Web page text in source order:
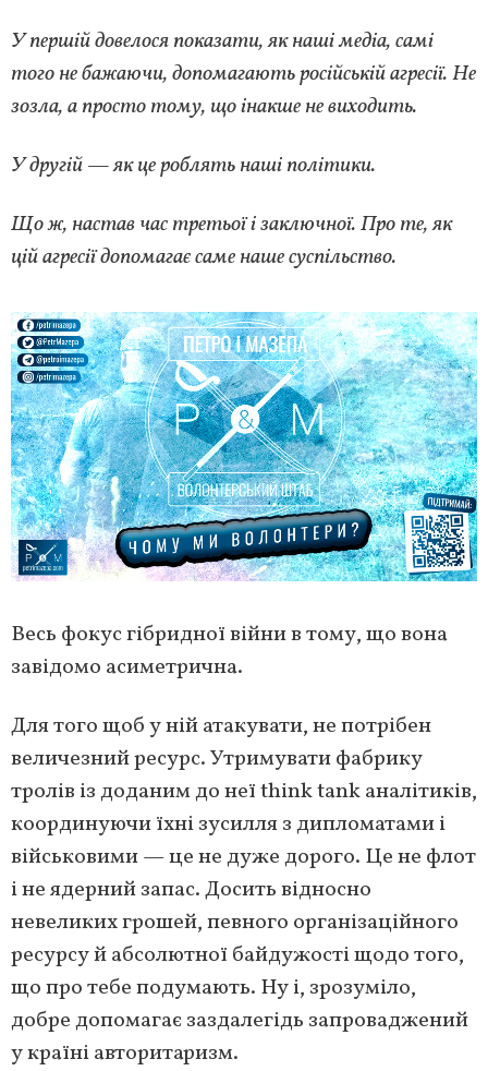
У першій довелося показати, як наші медіа, самі
того не бажаючи, допомагають російській агресії. Не
зозла, а просто тому, що інакше не виходить.
У другій — як це роблять наші політики.
Що ж, настав час третьої і заключної. Про те, як
цій агресії допомагає саме наше суспільство.
Весь фокус гібридної війни в тому, що вона
завідомо асиметрична.
Для того щоб у ній атакувати, не потрібен
величезний ресурс. Утримувати фабрику
тролів із доданим до неї think tank аналітиків,
координуючи їхні зусилля з дипломатами і
військовими — це не дуже дорого. Це не флот
і не ядерний запас. Досить відносно
невеликих грошей, певного організаційного
ресурсу й абсолютної байдужості щодо того,
що про тебе подумають. Ну і, зрозуміло,
добре допомагає заздалегідь запроваджений
у країні авторитаризм.